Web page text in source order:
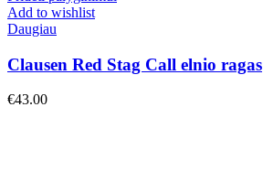
Add to wishlist
Daugiau
Clausen Red Stag Call elnio ragas
€43.00